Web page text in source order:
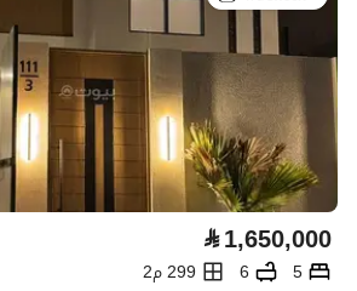
⃁1,650,000
5
6
299 م2